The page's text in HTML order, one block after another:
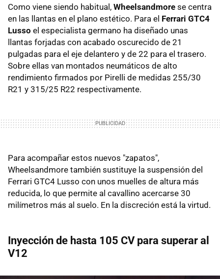
Como viene siendo habitual, Wheelsandmore se centra
en las llantas en el plano estético. Para el Ferrari GTC4
Lusso el especialista germano ha diseñado unas
llantas forjadas con acabado oscurecido de 21
pulgadas para el eje delantero y de 22 para el trasero.
Sobre ellas van montados neumáticos de alto
rendimiento firmados por Pirelli de medidas 255/30
R21 y 315/25 R22 respectivamente.
Para acompañar estos nuevos "zapatos",
Wheelsandmore también sustituye la suspensión del
Ferrari GTC4 Lusso con unos muelles de altura más
reducida, lo que permite al cavallino acercarse 30
milímetros más al suelo. En la discreción está la virtud.
Inyección de hasta 105 CV para superar al
V12